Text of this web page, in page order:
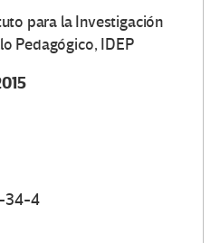
para la Investigación
Pedagógico, IDEP
34-4